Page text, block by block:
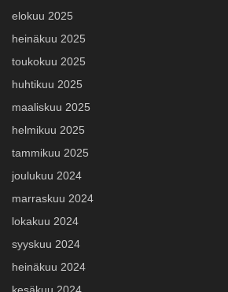
elokuu 2025
heinäkuu 2025
toukokuu 2025
huhtikuu 2025
maaliskuu 2025
helmikuu 2025
tammikuu 2025
joulukuu 2024
marraskuu 2024
lokakuu 2024
syyskuu 2024
heinäkuu 2024
kesäkuu 2024